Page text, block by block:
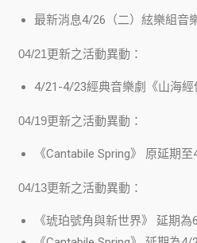
最新消息4/26（二）絃樂組音
04/21更新之活動異動：
4/21-4/23經典音樂劇《山海
04/19更新之活動異動：
《Cantabile Spring》 原延期
04/13更新之活動異動：
《琥珀號角與新世界》 延期為